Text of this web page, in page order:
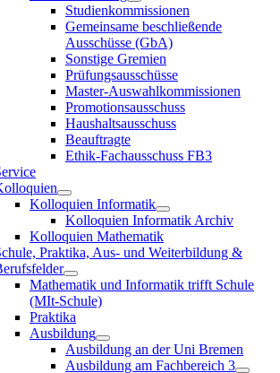
Studienkommissionen
Gemeinsame beschließende
Ausschüsse (GbA)
Sonstige Gremien
Prüfungsausschüsse
Master-Auswahlkommissionen
Promotionsausschuss
Haushaltsausschuss
Beauftragte
Ethik-Fachausschuss FB3
Kolloquien Informatik
Kolloquien Informatik Archiv
Kolloquien Mathematik
Praktika, Aus- und Weiterbildung &
Mathematik und Informatik trifft Schule
(MIt-Schule)
Praktika
Ausbildung
Ausbildung an der Uni Bremen
Ausbildung am Fachbereich 3